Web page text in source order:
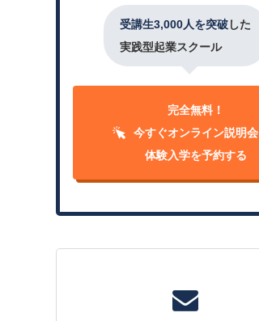
受講生3,000人を突破した
実践型起業スクール
完全無料！
今すぐオンライン説明会
体験入学を予約する